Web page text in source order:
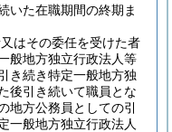
いた在職期間の終期ま
はその委任を受けた者
般地方独立行政法人等
き続き特定一般地方独
後引き続いて職員とな
地方公務員としての引
一般地方独立行政法人